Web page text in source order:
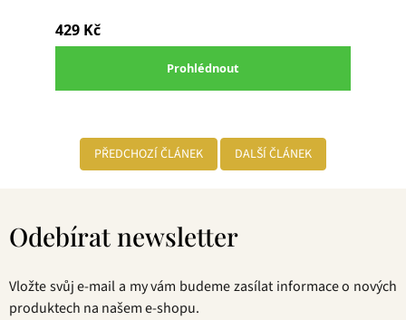
PŘEDCHOZÍ ČLÁNEK DALŠÍ ČLÁNEK
Odebírat newsletter
Vložte svůj e-mail a my vám budeme zasílat informace o nových
produktech na našem e-shopu.